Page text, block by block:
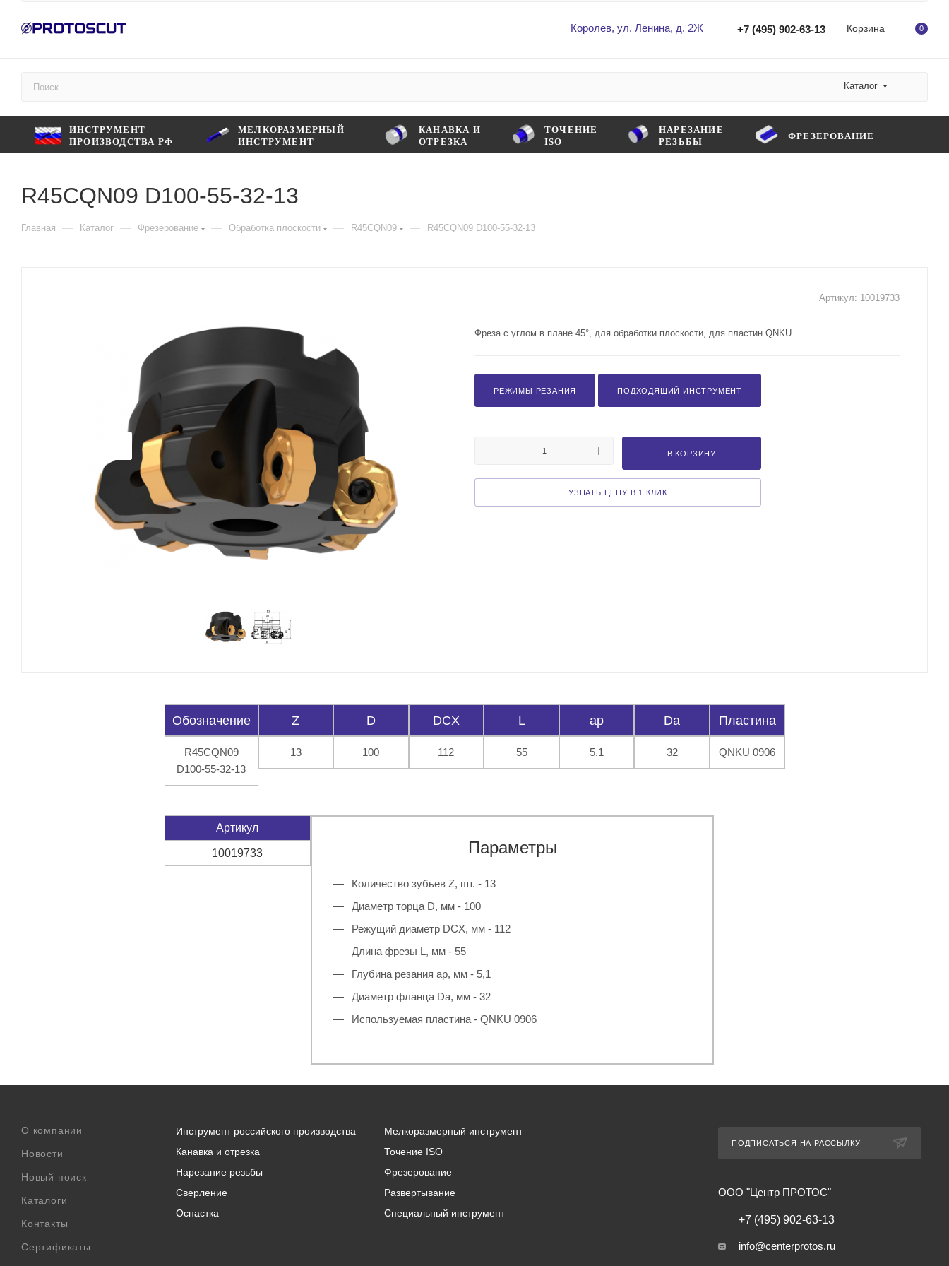
Королев, ул. Ленина, д. 2Ж +7 (495) 902-63-13 Корзина 0
Каталог
ИНСТРУМЕНТ
ПРОИЗВОДСТВА РФ
МЕЛКОРАЗМЕРНЫЙ
ИНСТРУМЕНТ
КАНАВКА И
ОТРЕЗКА
ТОЧЕНИЕ
ISO
НАРЕЗАНИЕ
РЕЗЬБЫ
ФРЕЗЕРОВАНИЕ
R45СQN09 D100-55-32-13
Главная — Каталог — Фрезерование — Обработка плоскости — R45СQN09 — R45СQN09 D100-55-32-13
Артикул: 10019733
Фреза с углом в плане 45°, для обработки плоскости, для пластин QNKU.
РЕЖИМЫ РЕЗАНИЯ ПОДХОДЯЩИЙ ИНСТРУМЕНТ
В КОРЗИНУ
УЗНАТЬ ЦЕНУ В 1 КЛИК
Обозначение
R45СQN09
D100-55-32-13
Z
13
D
100
DCX
112
L
55
ap
5,1
Da
32
Пластина
QNKU 0906
Артикул
10019733 Параметры
Количество зубьев Z, шт. - 13
Диаметр торца D, мм - 100
Режущий диаметр DCX, мм - 112
Длина фрезы L, мм - 55
Глубина резания ap, мм - 5,1
Диаметр фланца Da, мм - 32
Используемая пластина - QNKU 0906
О компании
Новости
Новый поиск
Каталоги
Контакты
Сертификаты
Инструмент российского производства
Мелкоразмерный инструмент
Канавка и отрезка
Точение ISO
Нарезание резьбы
Фрезерование
Сверление
Развертывание
Оснастка
Специальный инструмент
ПОДПИСАТЬСЯ НА РАССЫЛКУ
ООО "Центр ПРОТОС"
+7 (495) 902-63-13
info@centerprotos.ru